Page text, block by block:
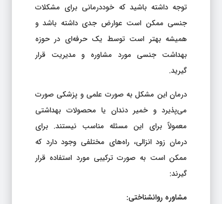
توجه داشته باشید که خوددرمانی برای مشکلات
جنسی ممکن است عوارض جدی داشته باشد و
همیشه بهتر است توسط یک حرفه‌ای در حوزه
بهداشت جنسی مورد مشاوره و مدیریت قرار
گیرید.
درمان این مشکل به صورت علمی و پزشکی صورت
می‌پذیرد و خمیر دندان یا محصولات بهداشتی
معمولاً برای این مسئله مناسب نیستند. برای
درمان زود انزالی، راه‌های مختلفی وجود دارد که
ممکن است به صورت ترکیبی مورد استفاده قرار
گیرند:
مشاوره روانشناختی: